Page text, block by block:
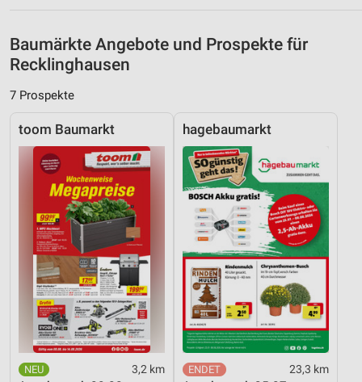
Baumärkte Angebote und Prospekte für
Recklinghausen
7 Prospekte
toom Baumarkt
3,2 km
hagebaumarkt
23,3 km
Analyse von Zielgruppen durch Statistiken oder
Kombinationen von Daten aus verschiedenen
Verwendung reduzierter Daten zur Auswahl von
Inhalten
IAB-Besonderheiten:
Verwendung genauer Standortdaten
Geräte anhand von aktiv angeforderten
Informationen identifizieren
Nicht-IAB-Verarbeitungszwecke:
Notwendig
Performance